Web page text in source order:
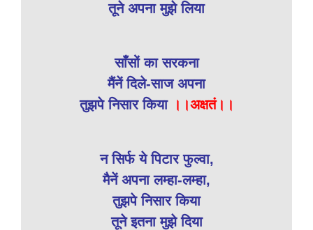
तूने अपना मुझे लिया
साँसों का सरकना
मैंनें दिले-साज अपना
तुझपे निसार किया ।।अक्षतं।।
न सिर्फ ये पिटार फुल्वा,
मैनें अपना लम्हा-लम्हा,
तुझपे निसार किया
तूने इतना मुझे दिया